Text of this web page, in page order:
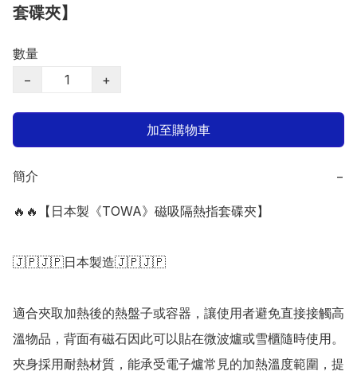
套碟夾】
數量
−
+
加至購物車
簡介 −
🔥🔥【日本製《TOWA》磁吸隔熱指套碟夾】
🇯🇵🇯🇵日本製造🇯🇵🇯🇵
適合夾取加熱後的熱盤子或容器，讓使用者避免直接接觸高
溫物品，背面有磁石因此可以貼在微波爐或雪櫃隨時使用。
夾身採用耐熱材質，能承受電子爐常見的加熱溫度範圍，提